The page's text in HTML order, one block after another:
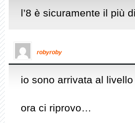
l’8 è sicuramente il più
robyroby
io sono arrivata al
ora ci riprovo…